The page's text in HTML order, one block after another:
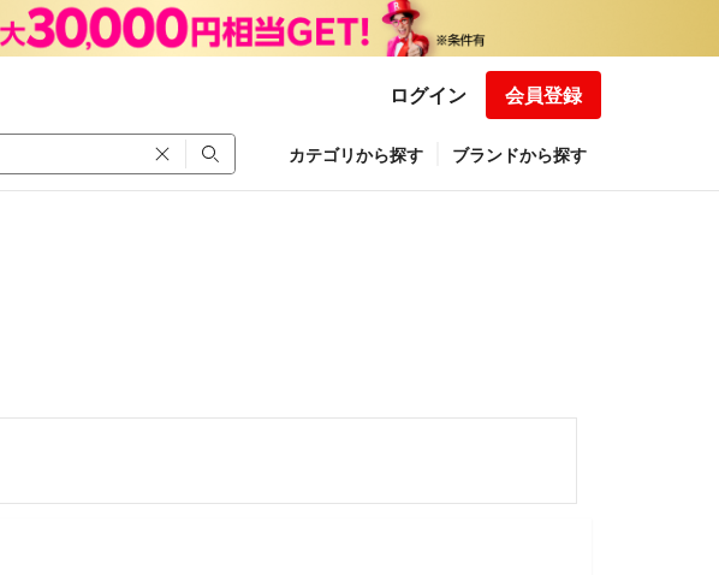
ログイン 会員登録
カテゴリから探す ブランドから探す